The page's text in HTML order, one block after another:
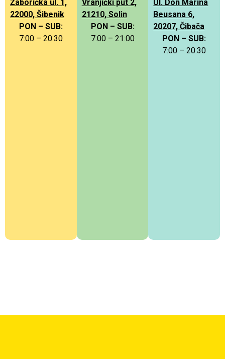
Žaborička ul. 1,
22000, Šibenik
PON – SUB:
7:00 – 20:30
Vranjički put 2,
21210, Solin
PON – SUB:
7:00 – 21:00
Ul. Don Marina
Beusana 6,
20207, Čibača
PON – SUB:
7:00 – 20:30